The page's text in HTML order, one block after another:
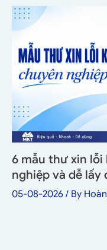
6 mẫu thư xin lỗi
nghiệp và dễ
05-08-2026 / By